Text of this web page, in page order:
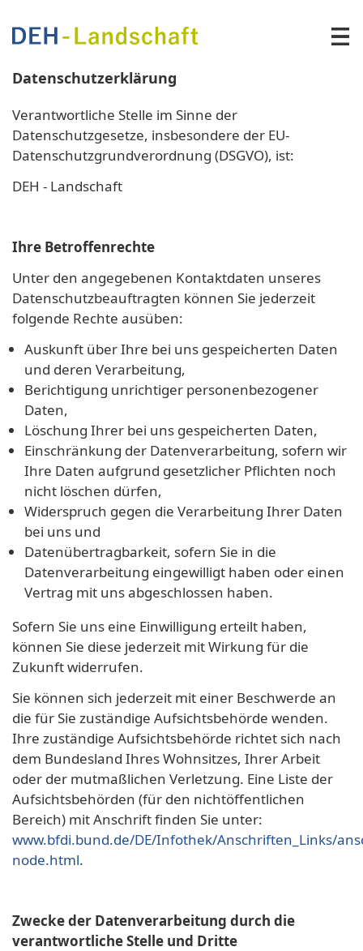
DEH -
Landschaft
Datenschutzerklärung
Verantwortliche Stelle im Sinne der
Datenschutzgesetze, insbesondere der EU-
Datenschutzgrundverordnung (DSGVO), ist:
DEH - Landschaft
Ihre Betroffenrechte
Unter den angegebenen Kontaktdaten unseres
Datenschutzbeauftragten können Sie jederzeit
folgende Rechte ausüben:
Auskunft über Ihre bei uns gespeicherten Daten
und deren Verarbeitung,
Berichtigung unrichtiger personenbezogener
Daten,
Löschung Ihrer bei uns gespeicherten Daten,
Einschränkung der Datenverarbeitung, sofern wir
Ihre Daten aufgrund gesetzlicher Pflichten noch
nicht löschen dürfen,
Widerspruch gegen die Verarbeitung Ihrer Daten
bei uns und
Datenübertragbarkeit, sofern Sie in die
Datenverarbeitung eingewilligt haben oder einen
Vertrag mit uns abgeschlossen haben.
Sofern Sie uns eine Einwilligung erteilt haben,
können Sie diese jederzeit mit Wirkung für die
Zukunft widerrufen.
Sie können sich jederzeit mit einer Beschwerde an
die für Sie zuständige Aufsichtsbehörde wenden.
Ihre zuständige Aufsichtsbehörde richtet sich nach
dem Bundesland Ihres Wohnsitzes, Ihrer Arbeit
oder der mutmaßlichen Verletzung. Eine Liste der
Aufsichtsbehörden (für den nichtöffentlichen
Bereich) mit Anschrift finden Sie unter:
www.bfdi.bund.de/DE/Infothek/Anschriften_Links/
node.html.
Zwecke der Datenverarbeitung durch die
verantwortliche Stelle und Dritte